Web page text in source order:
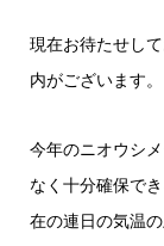
現在お待たせし
内がございます。
今年のニオウシ
なく十分確保で
在の連日の気温